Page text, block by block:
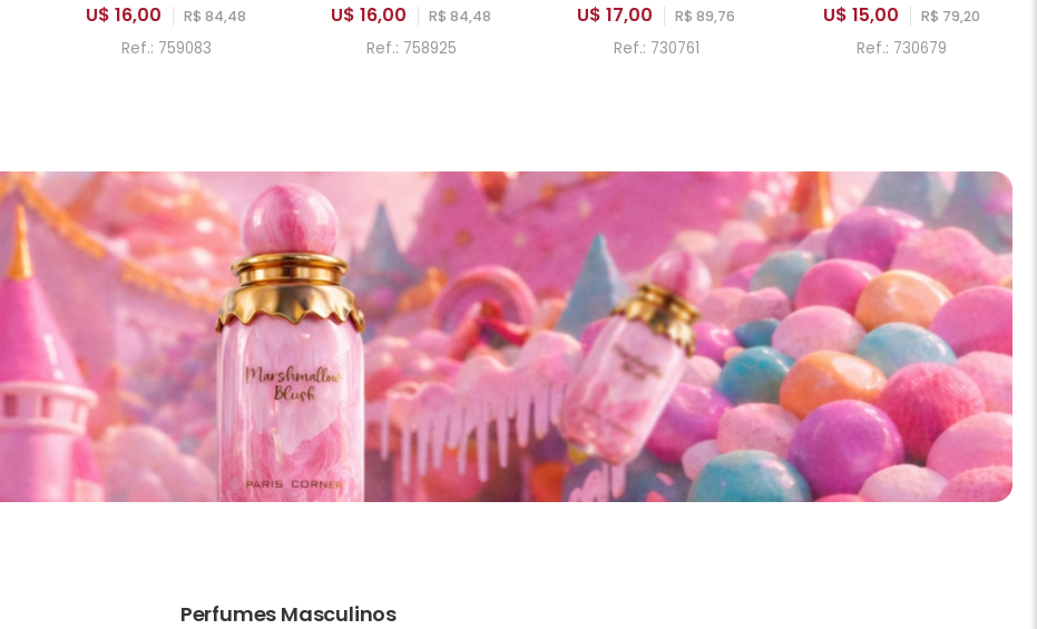
U$ 16,00 R$ 84,48
Ref.: 759083
U$ 16,00 R$ 84,48
Ref.: 758925
U$ 17,00 R$ 89,76
Ref.: 730761
U$ 15,00 R$ 79,20
Ref.: 730679
Perfumes Masculinos